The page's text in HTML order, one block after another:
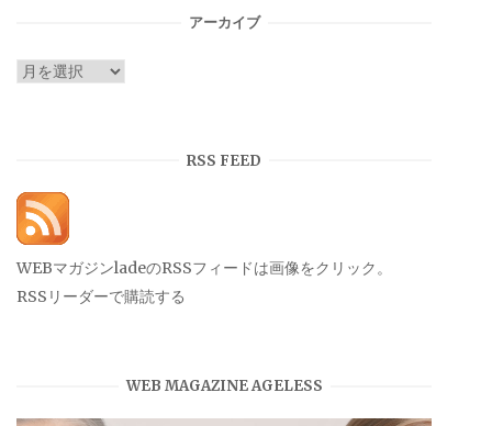
アーカイブ
ア
RSS FEED
WEBマガジンladeのRSSフィードは画像をクリック。
RSSリーダーで購読する
WEB MAGAZINE AGELESS